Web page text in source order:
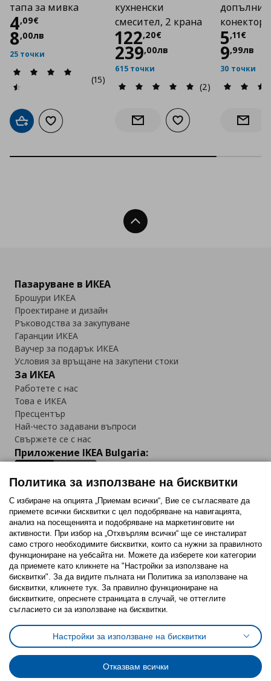
тапа за мивка
4,09€
Цена
8,00лв
25 точки
(15)
Добави в кошницата
Добави към списъка с любими
кухненски
смесител, 2 крана
122,20€
Цена 122,20 €
239,00лв
615 точки
(2)
Информирай ме за наличност
Добави към списъка
конектор
5,11€
Цена
9,99лв
30 точки
Нагоре
Пазаруване в ИКЕА
Брошури ИКЕА
Проектиране и дизайн
Ръководства за закупуване
Гаранции ИКЕА
Ваучер за подарък ИКЕА
Условия за връщане на закупени стоки
За ИКЕА
Работете с нас
Това е ИКЕА
Пресцентър
Най-често задавани въпроси
Свържете се с нас
Приложение IKEA Bulgaria:
Последвайте ни:
FacebookTwitterYoutubePinterestInstagram
Политика за използване на бисквитки (Cookies)
Избор на настройки за използване на бисквитки
Условия за ползване на ikea.bgОбща политика за личните данни
Политика за защита на личните данни на ikea.bg
Общи условия на програма IKEA Family
Политика за защита на лични данни на програма IKEA Family
Политика за използване на бисквитки
С избиране на опцията „Приемам всички“, Вие се съгласявате да
приемете всички бисквитки с цел подобряване на навигацията,
анализ на посещенията и подобряване на маркетинговите ни
активности. При избор на „Отхвърлям всички“ ще се инсталират
само строго необходимитe бисквитки, които са нужни за правилното
функциониране на уебсайта ни. Можете да изберете кои категории
да приемете като кликнете на "Настройки за използване на
бисквитки". За да видите пълната ни Политика за използване на
бисквитки, кликнете тук. За правилно функциониране на
бисквитките, опреснете страницата в случай, че оттеглите
съгласието си за използване на бисквитки.
Настройки за използване на бисквитки
Отказвам всички